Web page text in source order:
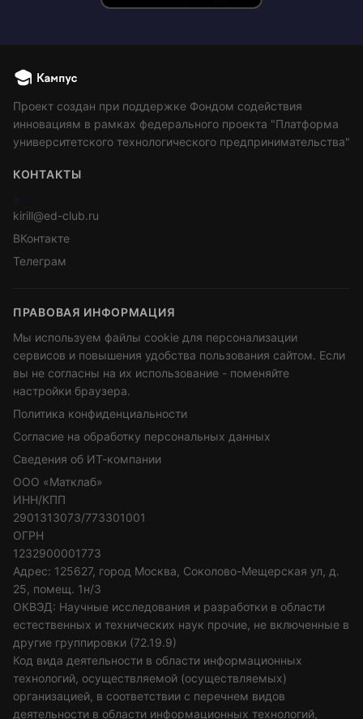
Проект создан при поддержке Фондом содействия
инновациям в рамках федерального проекта "Платформа
университетского технологического предпринимательства"
КОНТАКТЫ
>
kirill@ed-club.ru
ВКонтакте
Телеграм
ПРАВОВАЯ ИНФОРМАЦИЯ
Мы используем файлы cookie для персонализации
сервисов и повышения удобства пользования сайтом. Если
вы не согласны на их использование - поменяйте
настройки браузера.
Политика конфиденциальности
Согласие на обработку персональных данных
Сведения об ИТ-компании
ООО «Матклаб»
ИНН/КПП
2901313073/773301001
ОГРН
1232900001773
Адрес: 125627, город Москва, Соколово-Мещерская ул, д.
25, помещ. 1н/3
ОКВЭД: Научные исследования и разработки в области
естественных и технических наук прочие, не включенные в
другие группировки (72.19.9)
Код вида деятельности в области информационных
технологий, осуществляемой (осуществляемых)
организацией, в соответствии с перечнем видов
деятельности в области информационных технологий,